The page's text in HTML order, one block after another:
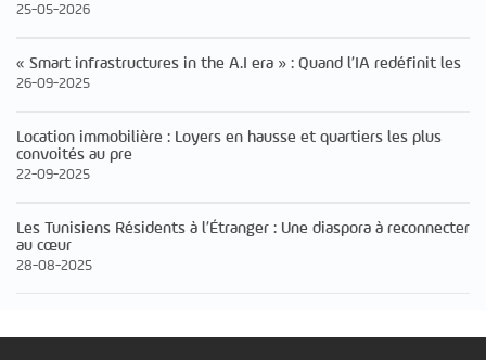
25-05-2026
« Smart infrastructures in the A.I era » : Quand l’IA redéfinit les
26-09-2025
Location immobilière : Loyers en hausse et quartiers les plus
convoités au pre
22-09-2025
Les Tunisiens Résidents à l’Étranger : Une diaspora à reconnecter
au cœur
28-08-2025